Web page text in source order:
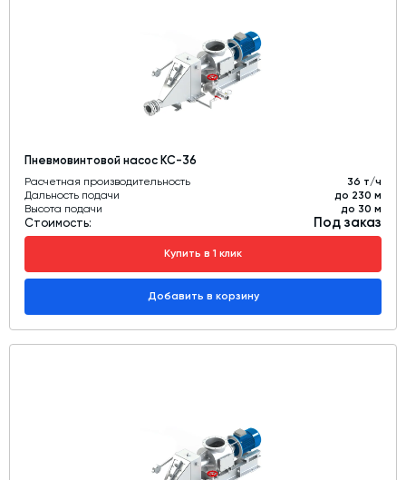
Пневмовинтовой насос КС-36
Расчетная производительность
36 т/ч
Дальность подачи
до 230 м
Высота подачи
до 30 м
Стоимость: Под заказ
Купить в 1 клик
Добавить в корзину